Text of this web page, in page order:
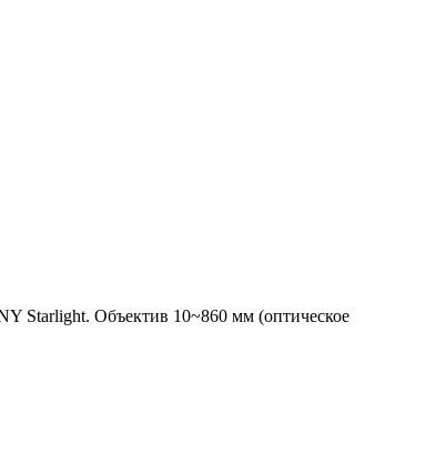
Starlight. Объектив 10~860 мм (оптическое